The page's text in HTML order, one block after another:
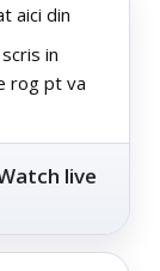
aici din
in
rog pt va
live